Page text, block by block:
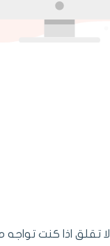
لا تقلق اذا كنت